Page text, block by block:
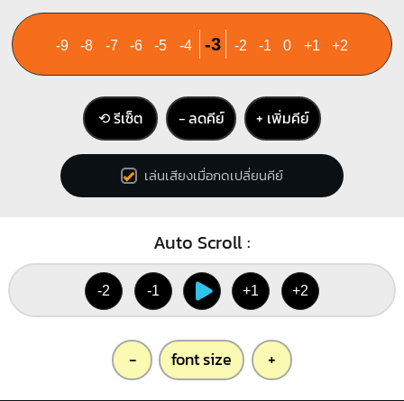
-9 -8 -7 -6 -5 -4 -3 -2 -1 0 +1 +2
⟲ รีเซ็ต − ลดคีย์ + เพิ่มคีย์
เล่นเสียงเมื่อกดเปลี่ยนคีย์
Auto Scroll :
-2 -1 +1 +2
- font size +